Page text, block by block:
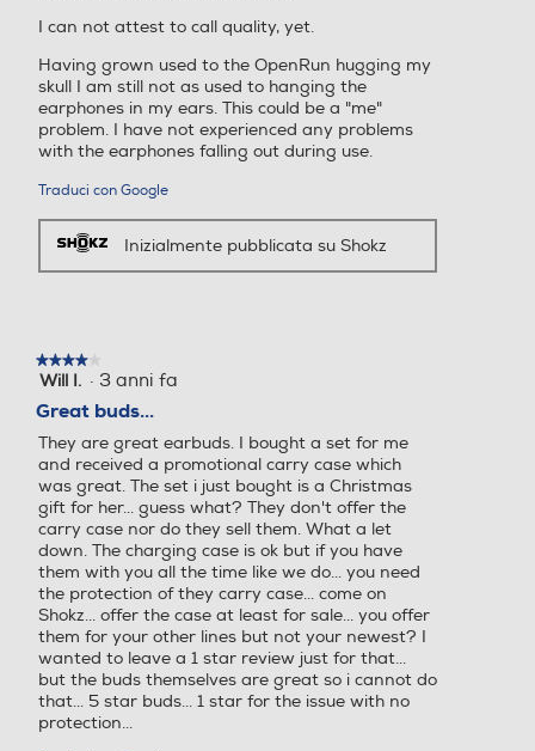
I can not attest to call quality, yet.
Having grown used to the OpenRun hugging my
skull I am still not as used to hanging the
earphones in my ears. This could be a "me"
problem. I have not experienced any problems
with the earphones falling out during use.
Traduci con Google
Inizialmente pubblicata su Shokz
★★★★★
★★★★★
4
5
stelle.
Will I. · 3 anni fa
Great buds...
They are great earbuds. I bought a set for me
and received a promotional carry case which
was great. The set i just bought is a Christmas
gift for her... guess what? They don't offer the
carry case nor do they sell them. What a let
down. The charging case is ok but if you have
them with you all the time like we do... you need
the protection of they carry case... come on
Shokz... offer the case at least for sale... you offer
them for your other lines but not your newest? I
wanted to leave a 1 star review just for that...
but the buds themselves are great so i cannot do
that... 5 star buds... 1 star for the issue with no
protection...